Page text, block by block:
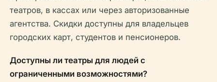
театров, в кассах или через авторизованные
агентства. Скидки доступны для владельцев
городских карт, студентов и пенсионеров.
Доступны ли театры для людей с
ограниченными возможностями?